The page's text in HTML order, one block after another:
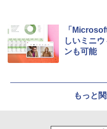
「
しいミニ
ンも可能
もっと